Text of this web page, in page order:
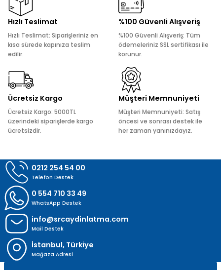
Ürün resmi kalitesiz, bozuk veya görüntülenemiyor.
Ürün bilgilerinde hatalar bulunuyor.
Ürün fiyatı diğer sitelerden daha pahalı.
Bu ürüne benzer farklı alternatifler olmalı.
Hızlı Teslimat
Hızlı Teslimat: Siparişleriniz en
kısa sürede kapınıza teslim
edilir.
%100 Güvenli Alışveriş
%100 Güvenli Alışveriş: Tüm
ödemeleriniz SSL sertifikası ile
korunur.
Ücretsiz Kargo
Ücretsiz Kargo: 5000TL
üzerindeki siparişlerde kargo
ücretsizdir.
Müşteri Memnuniyeti
Müşteri Memnuniyeti: Satış
öncesi ve sonrası destek ile
her zaman yanınızdayız.
0212 254 54 00
Telefon Destek
0 554 710 33 49
WhatsApp Destek
info@srcaydinlatma.com
Mail Destek
İstanbul, Türkiye
Mağaza Adresi